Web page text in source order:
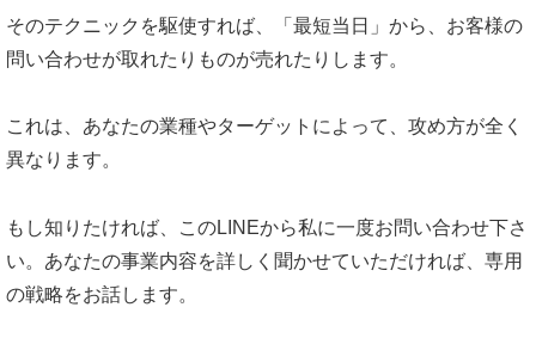
そのテクニックを駆使すれば、「最短当日」から、お客様の
問い合わせが取れたりものが売れたりします。
これは、あなたの業種やターゲットによって、攻め方が全く
異なります。
もし知りたければ、このLINEから私に一度お問い合わせ下さ
い。あなたの事業内容を詳しく聞かせていただければ、専用
の戦略をお話します。